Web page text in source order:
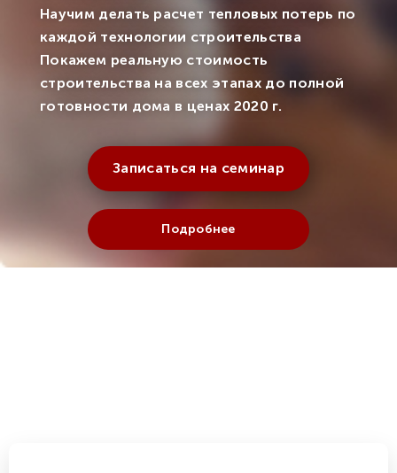
Научим делать расчет тепловых потерь по
каждой технологии строительства
Покажем реальную стоимость
строительства на всех этапах до полной
готовности дома в ценах 2020 г.
Записаться на семинар
Подробнее